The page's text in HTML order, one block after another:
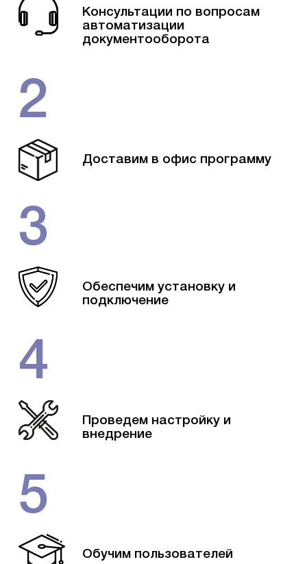
Консультации по вопросам
автоматизации
документооборота
2
Доставим в офис программу
3
Обеспечим установку и
подключение
4
Проведем настройку и
внедрение
5
Обучим пользователей